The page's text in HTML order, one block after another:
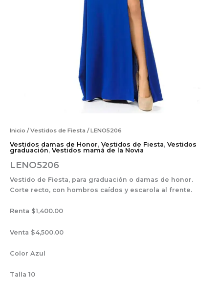
Inicio /Vestidos de Fiesta / LENO5206
Vestidos damas de Honor, Vestidos de Fiesta, Vestidos
graduación, Vestidos mamá de la Novia
LENO5206
Vestido de Fiesta, para graduación o damas de honor.
Corte recto, con hombros caídos y escarola al frente.
Renta $1,400.00
Venta $4,500.00
Color Azul
Talla 10